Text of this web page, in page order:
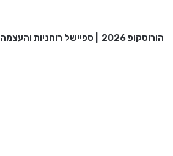
הורוסקופ 2026 ספיישל רוחניות והעצמה 2026